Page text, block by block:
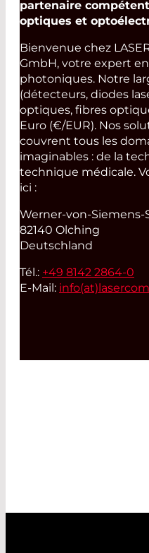
partenaire
optiques et
Bienvenue chez
GmbH, votre expert
photoniques. Notre
(détecteurs, diodes
optiques, fibres
Euro (€/EUR). Nos
couvrent tous les
imaginables : de la
technique médicale.
ici :
Werner-von-Siemens-
82140 Olching
Deutschland
Tél.: +49 8142 2864-0
E-Mail: info(at)